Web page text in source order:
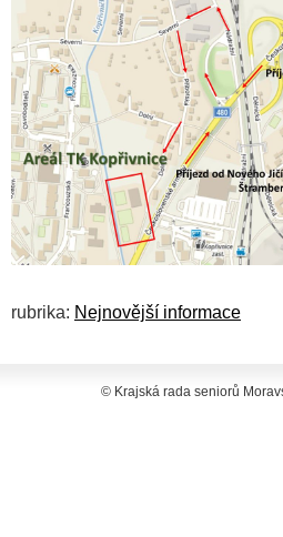
rubrika: Nejnovější informace
© Krajská rada seniorů